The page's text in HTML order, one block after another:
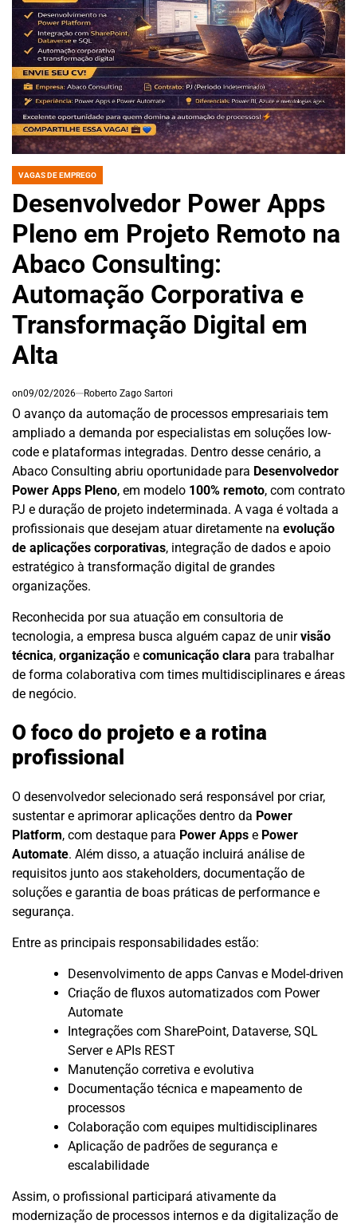
POSTED
VAGAS DE EMPREGO
Desenvolvedor Power Apps
Pleno em Projeto Remoto na
Abaco Consulting:
Automação Corporativa e
Transformação Digital em
Alta
on09/02/2026 Roberto Zago Sartori
O avanço da automação de processos empresariais tem
ampliado a demanda por especialistas em soluções low-
code e plataformas integradas. Dentro desse cenário, a
Abaco Consulting abriu oportunidade para Desenvolvedor
Power Apps Pleno, em modelo 100% remoto, com contrato
PJ e duração de projeto indeterminada. A vaga é voltada a
profissionais que desejam atuar diretamente na evolução
de aplicações corporativas, integração de dados e apoio
estratégico à transformação digital de grandes
organizações.
Reconhecida por sua atuação em consultoria de
tecnologia, a empresa busca alguém capaz de unirvisão
técnica, organização e comunicação clara para trabalhar
de forma colaborativa com times multidisciplinares e áreas
de negócio.
O foco do projeto e a rotina
profissional
O desenvolvedor selecionado será responsável por criar,
sustentar e aprimorar aplicações dentro da Power
Platform, com destaque para Power Apps e Power
Automate. Além disso, a atuação incluirá análise de
requisitos junto aos stakeholders, documentação de
soluções e garantia de boas práticas de performance e
segurança.
Entre as principais responsabilidades estão:
Desenvolvimento de apps Canvas e Model-driven
Criação de fluxos automatizados com Power
Automate
Integrações com SharePoint, Dataverse, SQL
Server e APIs REST
Manutenção corretiva e evolutiva
Documentação técnica e mapeamento de
processos
Colaboração com equipes multidisciplinares
Aplicação de padrões de segurança e
escalabilidade
Assim, o profissional participará ativamente da
modernização de processos internos e da digitalização de